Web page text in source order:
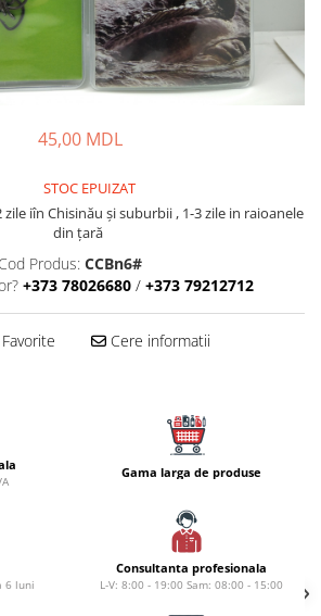
45,00 MDL
STOC EPUIZAT
zile iîn Chisinău şi suburbii , 1-3 zile in raioanele
din țară
Cod Produs: CCBn6#
+373 78026680 / +373 79212712
Cere informatii
Gama larga de produse
6 luni
Consultanta profesionala
L-V: 8:00 - 19:00 Sam: 08:00 - 15:00